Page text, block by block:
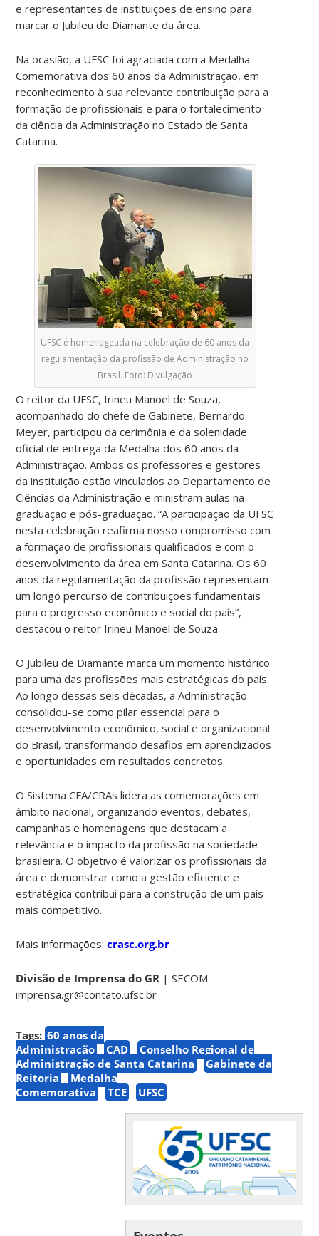
e representantes de instituições de ensino para
marcar o Jubileu de Diamante da área.
Na ocasião, a UFSC foi agraciada com a Medalha
Comemorativa dos 60 anos da Administração, em
reconhecimento à sua relevante contribuição para a
formação de profissionais e para o fortalecimento
da ciência da Administração no Estado de Santa
Catarina.
UFSC é homenageada na celebração de 60 anos da
regulamentação da profissão de Administração no
Brasil. Foto: Divulgação
O reitor da UFSC, Irineu Manoel de Souza,
acompanhado do chefe de Gabinete, Bernardo
Meyer, participou da cerimônia e da solenidade
oficial de entrega da Medalha dos 60 anos da
Administração. Ambos os professores e gestores
da instituição estão vinculados ao Departamento de
Ciências da Administração e ministram aulas na
graduação e pós-graduação. “A participação da UFSC
nesta celebração reafirma nosso compromisso com
a formação de profissionais qualificados e com o
desenvolvimento da área em Santa Catarina. Os 60
anos da regulamentação da profissão representam
um longo percurso de contribuições fundamentais
para o progresso econômico e social do país”,
destacou o reitor Irineu Manoel de Souza.
O Jubileu de Diamante marca um momento histórico
para uma das profissões mais estratégicas do país.
Ao longo dessas seis décadas, a Administração
consolidou-se como pilar essencial para o
desenvolvimento econômico, social e organizacional
do Brasil, transformando desafios em aprendizados
e oportunidades em resultados concretos.
O Sistema CFA/CRAs lidera as comemorações em
âmbito nacional, organizando eventos, debates,
campanhas e homenagens que destacam a
relevância e o impacto da profissão na sociedade
brasileira. O objetivo é valorizar os profissionais da
área e demonstrar como a gestão eficiente e
estratégica contribui para a construção de um país
mais competitivo.
Mais informações:crasc.org.br
Divisão de Imprensa do GR | SECOM
imprensa.gr@contato.ufsc.br
Tags: 60 anos da
Administração
CAD
Conselho Regional de
Administração de Santa Catarina
Gabinete da
Reitoria
Medalha
Comemorativa
TCE UFSC